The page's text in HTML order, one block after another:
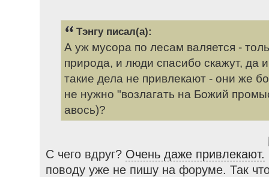
Тэнгу писал(а):
А уж мусора по лесам валяется -
природа, и люди спасибо скажут, да
такие дела не привлекают - они же
не нужно "возлагать на Божий
авось)?
С чего вдруг? Очень даже привлекают.
поводу уже не пишу на форуме. Так